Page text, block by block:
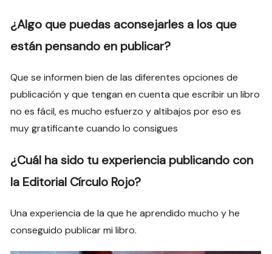
¿Algo que puedas aconsejarles a los que
están pensando en publicar?
Que se informen bien de las diferentes opciones de
publicación y que tengan en cuenta que escribir un libro
no es fácil, es mucho esfuerzo y altibajos por eso es
muy gratificante cuando lo consigues
¿Cuál ha sido tu experiencia publicando con
la Editorial Círculo Rojo?
Una experiencia de la que he aprendido mucho y he
conseguido publicar mi libro.